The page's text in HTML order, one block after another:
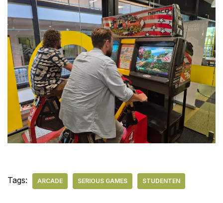
Tags: ARCADE SERIOUS GAMES STUDENTEN